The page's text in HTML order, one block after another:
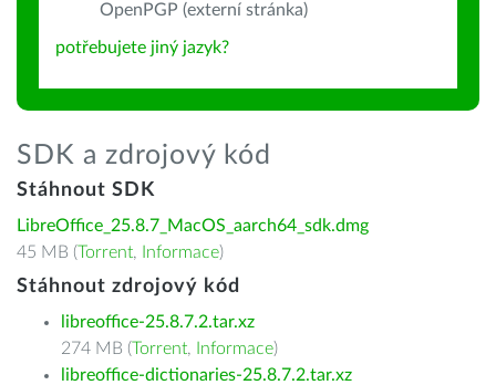
OpenPGP (externí stránka)
potřebujete jiný jazyk?
SDK a zdrojový kód
Stáhnout SDK
LibreOffice_25.8.7_MacOS_aarch64_sdk.dmg
45 MB (Torrent, Informace)
Stáhnout zdrojový kód
libreoffice-25.8.7.2.tar.xz
274 MB (Torrent, Informace)
libreoffice-dictionaries-25.8.7.2.tar.xz